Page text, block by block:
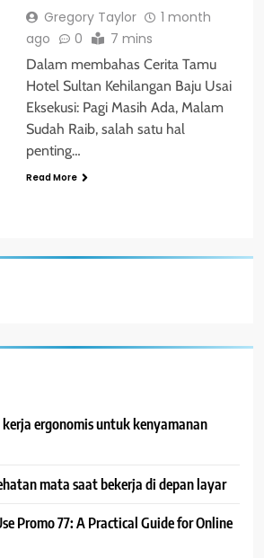
Gregory Taylor
1 month
ago
0 7 mins
Dalam membahas Cerita Tamu
Hotel Sultan Kehilangan Baju Usai
Eksekusi: Pagi Masih Ada, Malam
Sudah Raib, salah satu hal
penting…
Read More
ergonomis untuk kenyamanan
mata saat bekerja di depan layar
Promo 77: A Practical Guide for Online